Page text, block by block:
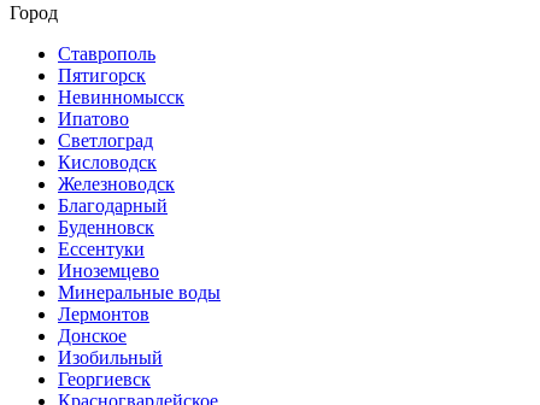
Город
Ставрополь
Пятигорск
Невинномысск
Ипатово
Светлоград
Кисловодск
Железноводск
Благодарный
Буденновск
Ессентуки
Иноземцево
Минеральные воды
Лермонтов
Донское
Изобильный
Георгиевск
Красногвардейское